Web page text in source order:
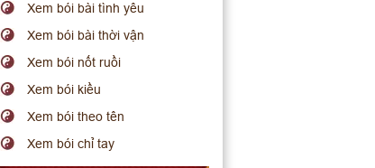
Xem bói bài tình yêu
Xem bói bài thời vận
Xem bói nốt ruồi
Xem bói kiều
Xem bói theo tên
Xem bói chỉ tay